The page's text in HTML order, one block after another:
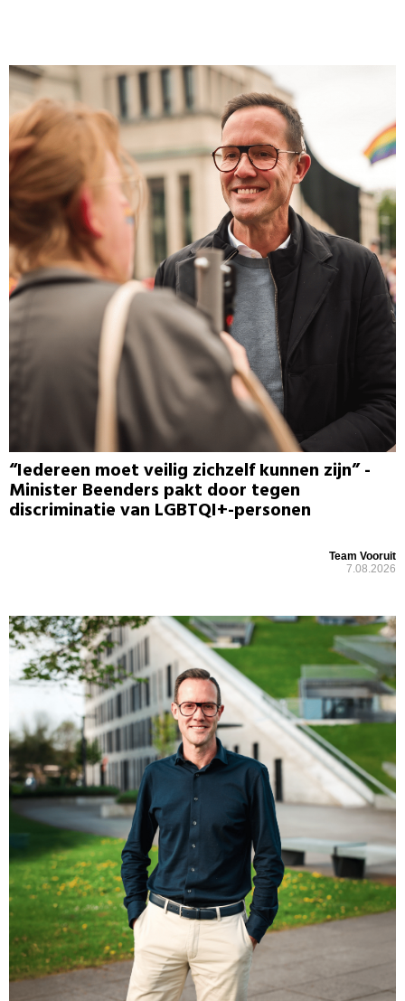
“Iedereen moet veilig zichzelf kunnen zijn” -
Minister Beenders pakt door tegen
discriminatie van LGBTQI+-personen
Team Vooruit
7.08.2026